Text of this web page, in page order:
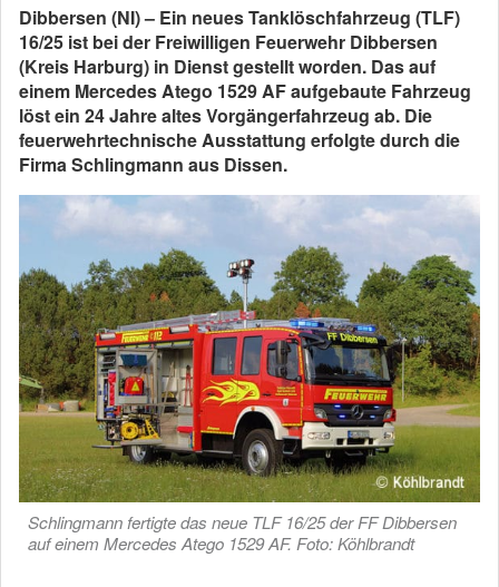
Dibbersen (NI) – Ein neues Tanklöschfahrzeug (TLF)
16/25 ist bei der Freiwilligen Feuerwehr Dibbersen
(Kreis Harburg) in Dienst gestellt worden. Das auf
einem Mercedes Atego 1529 AF aufgebaute Fahrzeug
löst ein 24 Jahre altes Vorgängerfahrzeug ab. Die
feuerwehrtechnische Ausstattung erfolgte durch die
Firma Schlingmann aus Dissen.
Schlingmann fertigte das neue TLF 16/25 der FF Dibbersen
auf einem Mercedes Atego 1529 AF. Foto: Köhlbrandt